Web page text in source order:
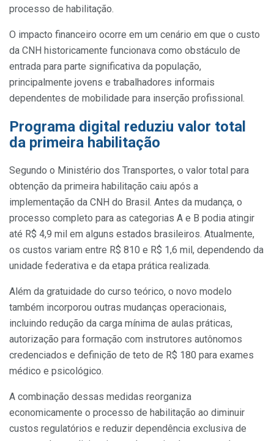
processo de habilitação.
O impacto financeiro ocorre em um cenário em que o custo
da CNH historicamente funcionava como obstáculo de
entrada para parte significativa da população,
principalmente jovens e trabalhadores informais
dependentes de mobilidade para inserção profissional.
Programa digital reduziu valor total
da primeira habilitação
Segundo o Ministério dos Transportes, o valor total para
obtenção da primeira habilitação caiu após a
implementação da CNH do Brasil. Antes da mudança, o
processo completo para as categorias A e B podia atingir
até R$ 4,9 mil em alguns estados brasileiros. Atualmente,
os custos variam entre R$ 810 e R$ 1,6 mil, dependendo da
unidade federativa e da etapa prática realizada.
Além da gratuidade do curso teórico, o novo modelo
também incorporou outras mudanças operacionais,
incluindo redução da carga mínima de aulas práticas,
autorização para formação com instrutores autônomos
credenciados e definição de teto de R$ 180 para exames
médico e psicológico.
A combinação dessas medidas reorganiza
economicamente o processo de habilitação ao diminuir
custos regulatórios e reduzir dependência exclusiva de